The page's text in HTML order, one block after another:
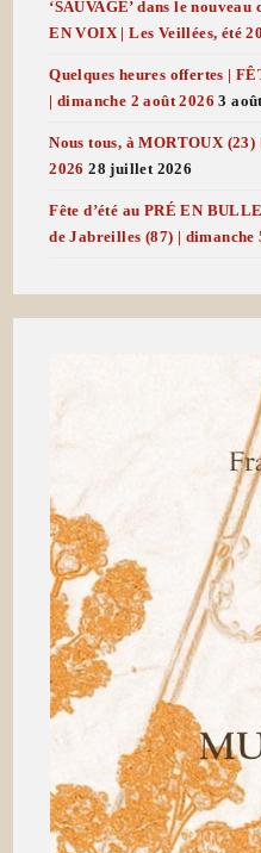
‘SAUVAGE’ dans le
EN VOIX | Les Veillées, été
Quelques heures offertes |
| dimanche 2 août 2026 3
Nous tous, à MORTOUX
2026 28 juillet 2026
Fête d’été au PRÉ EN
de Jabreilles (87) |